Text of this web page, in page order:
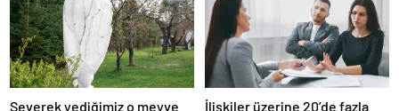
Severek yediğimiz o meyve
İlişkiler üzerine 20’de fazla